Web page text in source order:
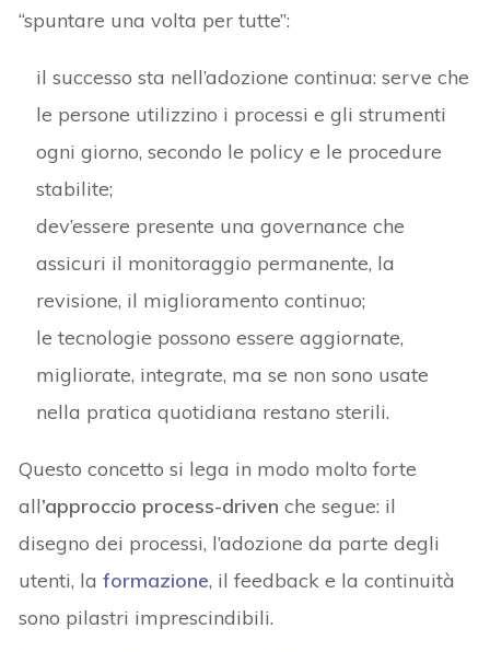
“spuntare una volta per tutte”:
il successo sta nell’adozione continua: serve che
le persone utilizzino i processi e gli strumenti
ogni giorno, secondo le policy e le procedure
stabilite;
dev’essere presente una governance che
assicuri il monitoraggio permanente, la
revisione, il miglioramento continuo;
le tecnologie possono essere aggiornate,
migliorate, integrate, ma se non sono usate
nella pratica quotidiana restano sterili.
Questo concetto si lega in modo molto forte
all’approccio process-driven che segue: il
disegno dei processi, l’adozione da parte degli
utenti, laformazione, il feedback e la continuità
sono pilastri imprescindibili.